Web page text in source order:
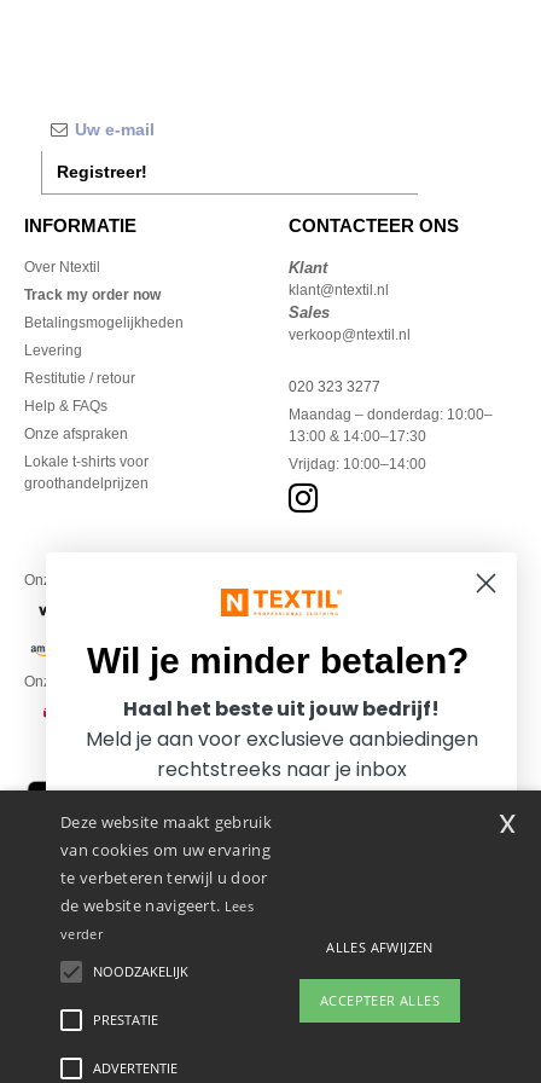
Registreer!
INFORMATIE
Over Ntextil
Track my order now
Betalingsmogelijkheden
Levering
Restitutie / retour
Help & FAQs
Onze afspraken
Lokale t-shirts voor
groothandelprijzen
CONTACTEER ONS
Klant
klant@ntextil.nl
Sales
verkoop@ntextil.nl
020 323 3277
Maandag – donderdag: 10:00–
13:00 & 14:00–17:30
Vrijdag: 10:00–14:00
Onze financiële partners
Onze transporteurs
Zekeringstraat 46, 1014BT Amsterdam - VAT NL 005596191B03 - KvK
Dit is GEEN retouradres. Voor retourzending, zie hier
Wettelijke bepalingen
Deze website maakt gebruik
van cookies om uw ervaring
te verbeteren terwijl u door
de website navigeert. Lees
verder
NOODZAKELIJK
PRESTATIE
ADVERTENTIE
ALLES AFWIJZEN
ACCEPTEER ALLES
x
Wil je minder betalen?
Haal het beste uit jouw bedrijf!
Meld je aan voor exclusieve aanbiedingen
rechtstreeks naar je inbox
Ja, ik wil minder betalen!
Nee bedankt, ik wil meer betalen.